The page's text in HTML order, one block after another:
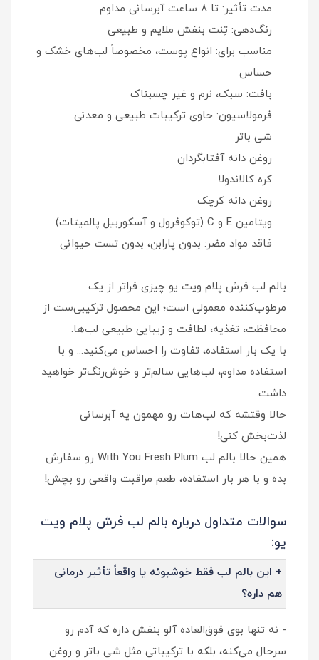
مدت تأثیر: تا ۸ ساعت آبرسانی مداوم
رنگ‌دهی: تِنت بنفش ملایم و طبیعی
مناسب برای: انواع پوست، مخصوصاً لب‌های خشک و
حساس
بافت: سبک، نرم و غیر چسبناک
فرمولاسیون: حاوی ترکیبات طبیعی و معدنی
شی باتر
روغن دانه آفتابگردان
کره کالاندولا
روغن دانه کرچک
ویتامین E و C (توکوفرول و آسکوربیل پالمیتات)
فاقد مواد مضر: بدون پارابن، بدون تست حیوانی
بالم لب فرش پلام ویت یو چیزی فراتر از یک
مرطوب‌کننده معمولی است؛ این محصول ترکیبی‌ست از
محافظت، تغذیه، لطافت و زیبایی طبیعی لب‌ها.
با یک بار استفاده، تفاوت را احساس می‌کنید... و با
استفاده مداوم، لب‌هایی سالم‌تر و خوش‌رنگ‌تر خواهید
داشت.
حالا وقتشه که لب‌هات رو مهمون یه آبرسانی
لذت‌بخش کنی!
همین حالا بالم لب With You Fresh Plum رو سفارش
بده و با هر بار استفاده، طعم مراقبت واقعی رو بچش!
سوالات متداول درباره بالم لب فرش پلام ویت
یو:
+ این بالم لب فقط خوشبوئه یا واقعاً تأثیر درمانی
هم داره؟
- نه تنها بوی فوق‌العاده آلو بنفش داره که آدم رو
سرحال می‌کنه، بلکه با ترکیباتی مثل شی باتر و روغن